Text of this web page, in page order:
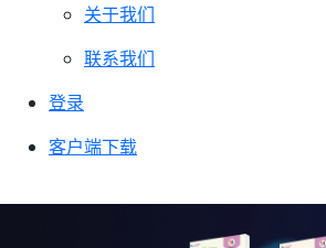
关于我们
联系我们
登录
客户端下载